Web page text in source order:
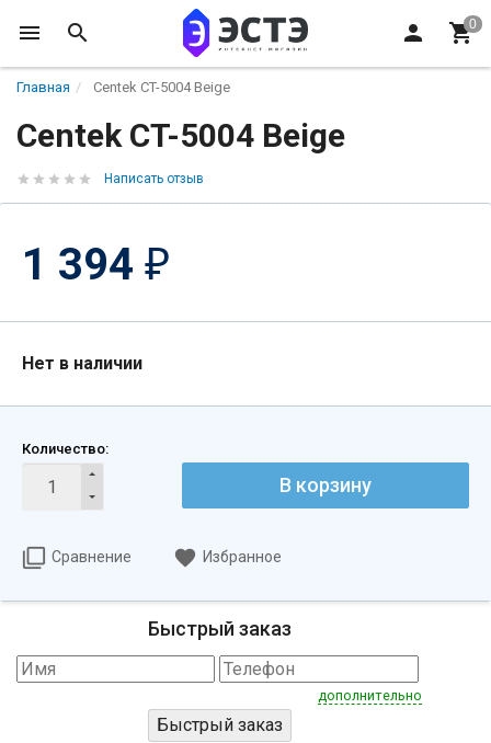
Главная Centek CT-5004 Beige
Centek CT-5004 Beige
Написать отзыв
1 394 ₽
Нет в наличии
Количество:
В корзину
Сравнение Избранное
Быстрый заказ
дополнительно